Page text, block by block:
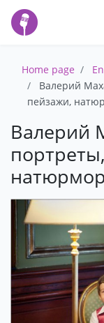
Home page
Валерий
пейзажи,
Валерий